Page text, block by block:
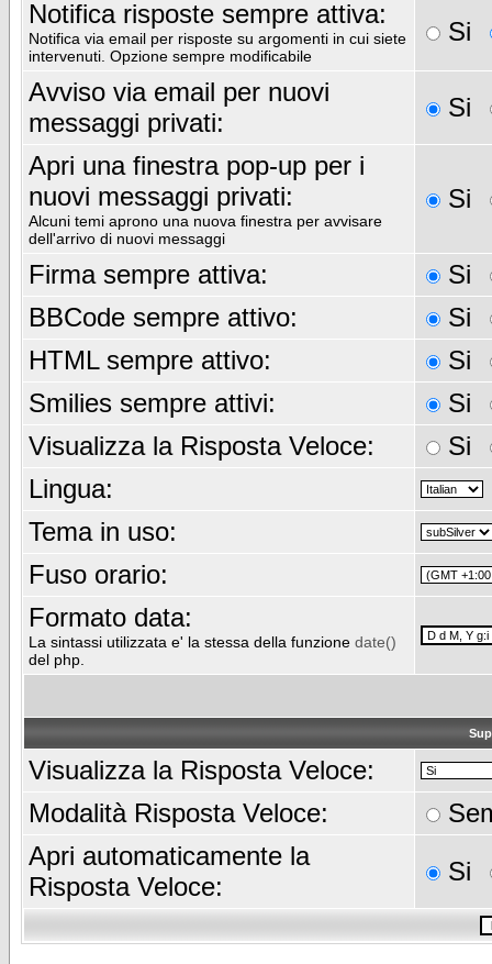
Notifica risposte sempre attiva:
Notifica via email per risposte su argomenti in cui siete
intervenuti. Opzione sempre modificabile
Si
Avviso via email per nuovi
messaggi privati:
Si
Apri una finestra pop-up per i
nuovi messaggi privati:
Alcuni temi aprono una nuova finestra per avvisare
dell'arrivo di nuovi messaggi
Si
Firma sempre attiva:
Si
BBCode sempre attivo:
Si
HTML sempre attivo:
Si
Smilies sempre attivi:
Si
Visualizza la Risposta Veloce:
Si
Lingua:
Tema in uso:
Fuso orario:
Formato data:
La sintassi utilizzata e' la stessa della funzione date()
del php.
Visualizza la Risposta Veloce:
Modalità Risposta Veloce:
Apri automaticamente la
Risposta Veloce:
Si